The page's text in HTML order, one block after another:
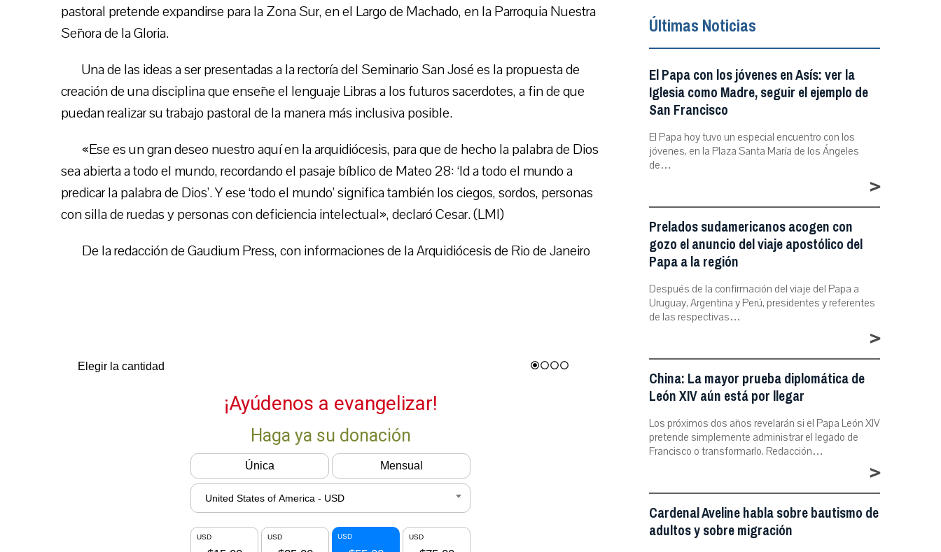
pastoral pretende expandirse para la Zona Sur, en el Largo de Machado, en la Parroquia Nuestra
Señora de la Gloria.
Una de las ideas a ser presentadas a la rectoría del Seminario San José es la propuesta de
creación de una disciplina que enseñe el lenguaje Libras a los futuros sacerdotes, a fin de que
puedan realizar su trabajo pastoral de la manera más inclusiva posible.
«Ese es un gran deseo nuestro aquí en la arquidiócesis, para que de hecho la palabra de Dios
sea abierta a todo el mundo, recordando el pasaje bíblico de Mateo 28: ‘Id a todo el mundo a
predicar la palabra de Dios’. Y ese ‘todo el mundo’ significa también los ciegos, sordos, personas
con silla de ruedas y personas con deficiencia intelectual», declaró Cesar. (LMI)
De la redacción de Gaudium Press, con informaciones de la Arquidiócesis de Rio de Janeiro
Últimas Noticias
El Papa con los jóvenes en Asís: ver la
Iglesia como Madre, seguir el ejemplo de
San Francisco
El Papa hoy tuvo un especial encuentro con los
jóvenes, en la Plaza Santa María de los Ángeles
de…
>
Prelados sudamericanos acogen con
gozo el anuncio del viaje apostólico del
Papa a la región
Después de la confirmación del viaje del Papa a
Uruguay, Argentina y Perú, presidentes y referentes
de las respectivas…
>
China: La mayor prueba diplomática de
León XIV aún está por llegar
Los próximos dos años revelarán si el Papa León XIV
pretende simplemente administrar el legado de
Francisco o transformarlo. Redacción…
>
Cardenal Aveline habla sobre bautismo de
adultos y sobre migración